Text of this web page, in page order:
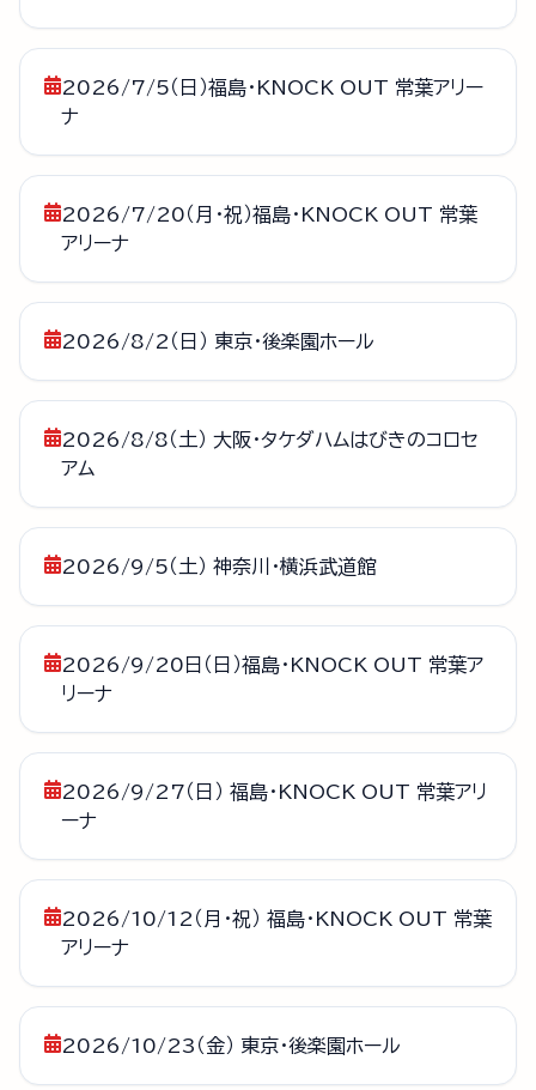
2026/7/5（日）福島・KNOCK OUT 常葉アリー
ナ
2026/7/20（月・祝）福島・KNOCK OUT 常葉
アリーナ
2026/8/2（日） 東京・後楽園ホール
2026/8/8（土） 大阪・タケダハムはびきのコロセ
アム
2026/9/5（土） 神奈川・横浜武道館
2026/9/20日（日）福島・KNOCK OUT 常葉ア
リーナ
2026/9/27（日） 福島・KNOCK OUT 常葉アリ
ーナ
2026/10/12（月・祝） 福島・KNOCK OUT 常葉
アリーナ
2026/10/23（金） 東京・後楽園ホール